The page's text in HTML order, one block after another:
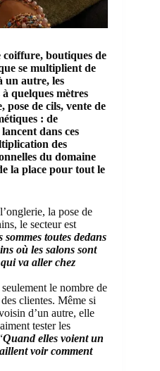
coiffure, boutiques de
se multiplient de
un autre, les
à quelques mètres
de cils, vente de
: de
dans ces
des
du domaine
la place pour tout le
la pose de
le secteur est
sommes toutes dedans
où les salons sont
va aller chez
le nombre de
clientes. Même si
d’un autre, elle
tester les
Quand elles voient un
voir comment